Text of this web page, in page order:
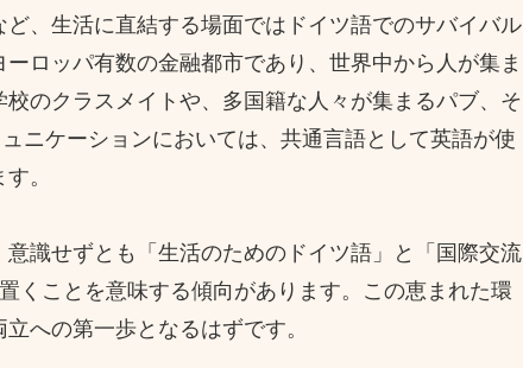
、生活に直結する場面ではドイツ語でのサバイバル
ロッパ有数の金融都市であり、世界中から人が集ま
のクラスメイトや、多国籍な人々が集まるパブ、そ
ニケーションにおいては、共通言語として英語が使
。
識せずとも「生活のためのドイツ語」と「国際交流
くことを意味する傾向があります。この恵まれた環
への第一歩となるはずです。